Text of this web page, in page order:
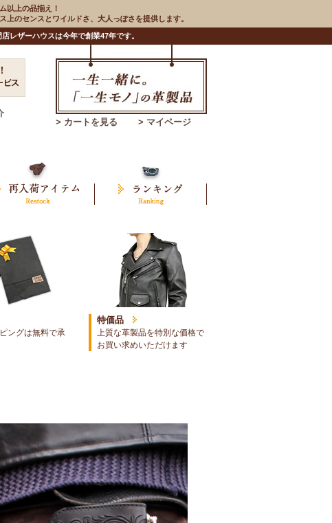
以上の品揃え！
のセンスとワイルドさ、大人っぽさを提供します。
レザーハウスは今年で創業47年です。
> カートを見る > マイページ
ングは無料で承
特価品
上質な革製品を特別な価格で
お買い求めいただけます